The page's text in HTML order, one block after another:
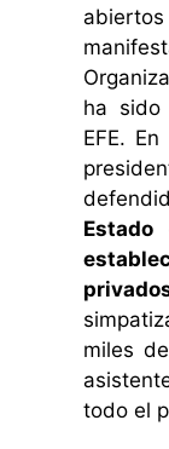
ha sido
EFE.
miles
todo el